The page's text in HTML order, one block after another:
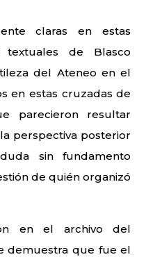
claras en estas
textuales de Blasco
del Ateneo en el
en estas cruzadas de
parecieron resultar
perspectiva posterior
sin fundamento
de quién organizó
en el archivo del
demuestra que fue el